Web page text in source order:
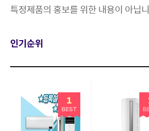
특정제품의 홍보를 위한 내용이 아닙
인기순위